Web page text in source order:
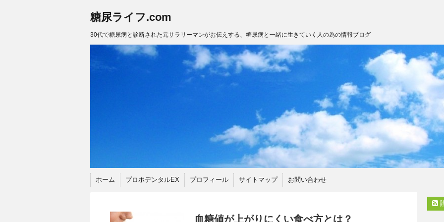
糖尿ライフ.com
30代で糖尿病と診断された元サラリーマンがお伝えする、糖尿病と一緒に生きていく人の為の情報ブログ
ホーム プロポデンタルEX プロフィール サイトマップ お問い合わせ
血糖値が上がりにくい食べ方とは？